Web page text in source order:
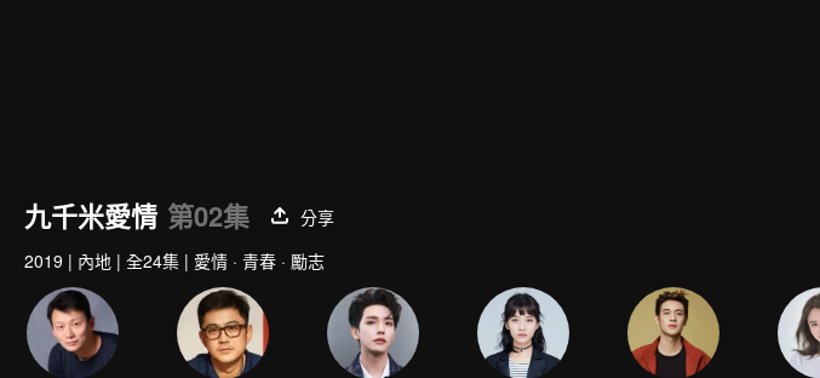
九千米愛情 第02集
分享
2019 | 內地 | 全24集 | 愛情 · 青春 · 勵志